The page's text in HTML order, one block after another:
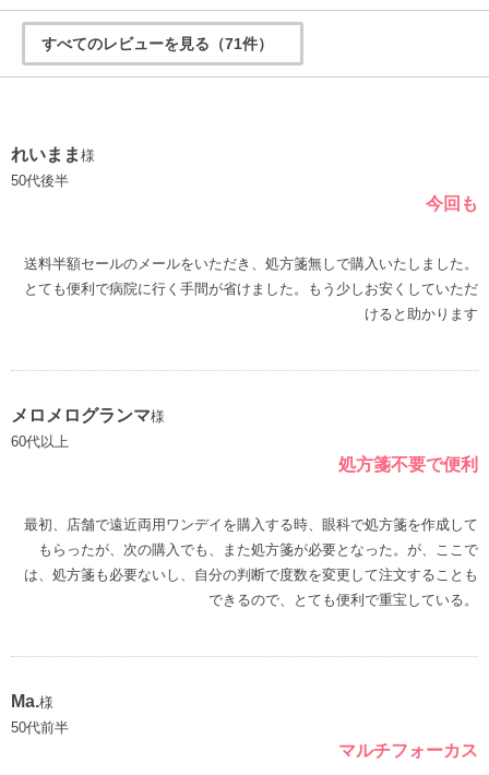
すべてのレビューを見る（71件）
れいまま 様
50代後半
今回も
送料半額セールのメールをいただき、処方箋無しで購入いたしました。
とても便利で病院に行く手間が省けました。もう少しお安くしていただ
けると助かります
メロメログランマ様
60代以上
処方箋不要で便利
最初、店舗で遠近両用ワンデイを購入する時、眼科で処方箋を作成して
もらったが、次の購入でも、また処方箋が必要となった。が、ここで
は、処方箋も必要ないし、自分の判断で度数を変更して注文することも
できるので、とても便利で重宝している。
Ma.様
50代前半
マルチフォーカス